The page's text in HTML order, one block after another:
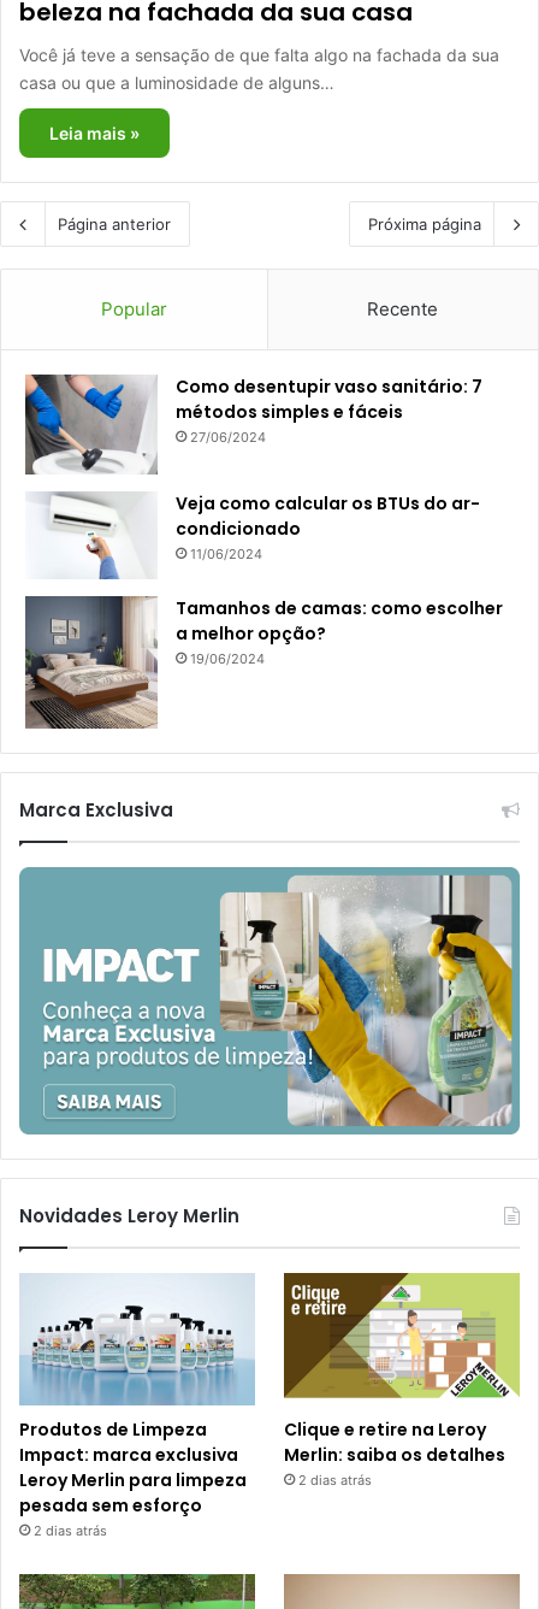
beleza na fachada da sua casa
Você já teve a sensação de que falta algo na fachada da sua
casa ou que a luminosidade de alguns…
Leia mais »
Página anterior Próxima página
Popular Recente
Como desentupir vaso sanitário: 7
métodos simples e fáceis
27/06/2024
Veja como calcular os BTUs do ar-
condicionado
11/06/2024
Tamanhos de camas: como escolher
a melhor opção?
19/06/2024
Marca Exclusiva
Novidades Leroy Merlin
Produtos de Limpeza
Impact: marca exclusiva
Leroy Merlin para limpeza
pesada sem esforço
2 dias atrás
Clique e retire na Leroy
Merlin: saiba os detalhes
2 dias atrás